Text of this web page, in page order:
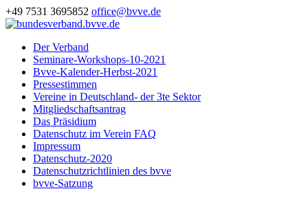
+49 7531 3695852 office@bvve.de
Der Verband
Seminare-Workshops-10-2021
Bvve-Kalender-Herbst-2021
Pressestimmen
Vereine in Deutschland- der 3te Sektor
Mitgliedschaftsantrag
Das Präsidium
Datenschutz im Verein FAQ
Impressum
Datenschutz-2020
Datenschutzrichtlinien des bvve
bvve-Satzung